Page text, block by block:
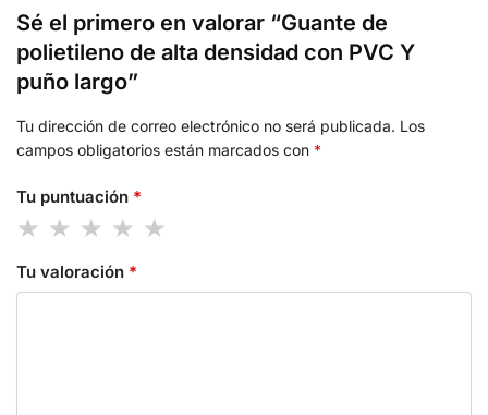
Sé el primero en valorar “Guante de
polietileno de alta densidad con PVC Y
puño largo”
Tu dirección de correo electrónico no será publicada. Los
campos obligatorios están marcados con *
Tu puntuación *
Tu valoración *